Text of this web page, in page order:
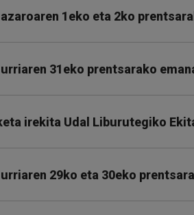
1eko eta 2ko
31eko prentsarako
irekita Udal Liburutegiko
29ko eta 30eko